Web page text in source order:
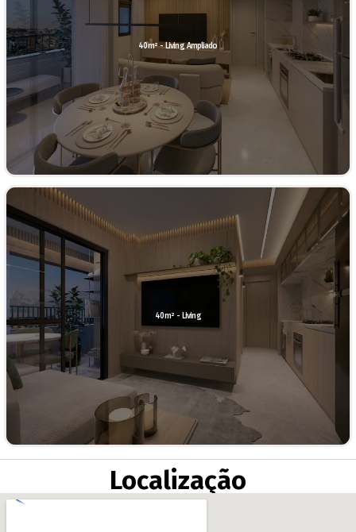
40m² - Living Ampliado
40m² - Living
Localização